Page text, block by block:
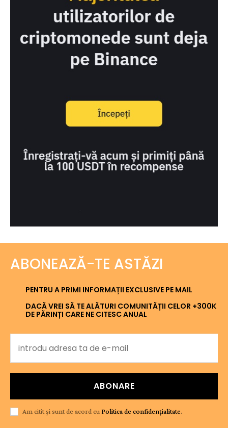
ABONEAZĂ-TE ASTĂZI
PENTRU A PRIMI INFORMAȚII EXCLUSIVE PE MAIL
DACĂ VREI SĂ TE ALĂTURI COMUNITĂȚII CELOR +300K
DE PĂRINȚI CARE NE CITESC ANUAL
ABONARE
Am citit și sunt de acord cu Politica de confidențialitate.